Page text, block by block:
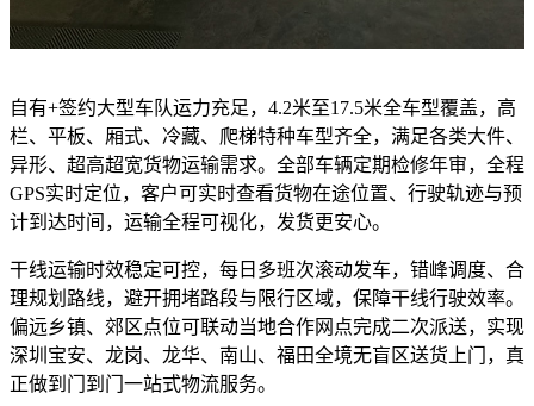
自有+签约大型车队运力充足，4.2米至17.5米全车型覆盖，高
栏、平板、厢式、冷藏、爬梯特种车型齐全，满足各类大件、
异形、超高超宽货物运输需求。全部车辆定期检修年审，全程
GPS实时定位，客户可实时查看货物在途位置、行驶轨迹与预
计到达时间，运输全程可视化，发货更安心。
干线运输时效稳定可控，每日多班次滚动发车，错峰调度、合
理规划路线，避开拥堵路段与限行区域，保障干线行驶效率。
偏远乡镇、郊区点位可联动当地合作网点完成二次派送，实现
深圳宝安、龙岗、龙华、南山、福田全境无盲区送货上门，真
正做到门到门一站式物流服务。